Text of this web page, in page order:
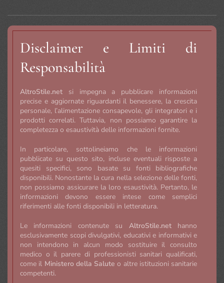
Disclaimer e Limiti di
Responsabilità
AltroStile.net si impegna a pubblicare informazioni
precise e aggiornate riguardanti il benessere, la crescita
personale, l’alimentazione consapevole, gli integratori e i
prodotti correlati. Tuttavia, non possiamo garantire la
completezza o esaustività delle informazioni fornite.
In particolare, sottolineiamo che le informazioni
pubblicate su questo sito, incluse eventuali risposte a
quesiti specifici, sono basate su fonti bibliografiche
disponibili. Nonostante la cura nella selezione delle fonti,
non possiamo assicurare la loro esaustività. Pertanto, le
informazioni devono essere intese come semplici
riferimenti alle fonti disponibili in letteratura.
Le informazioni contenute su AltroStile.nethanno
esclusivamente scopi divulgativi, educativi e informativi e
non intendono in alcun modo sostituire il consulto
medico o il parere di professionisti sanitari qualificati,
come il Ministero della Salute o altre istituzioni sanitarie
competenti.